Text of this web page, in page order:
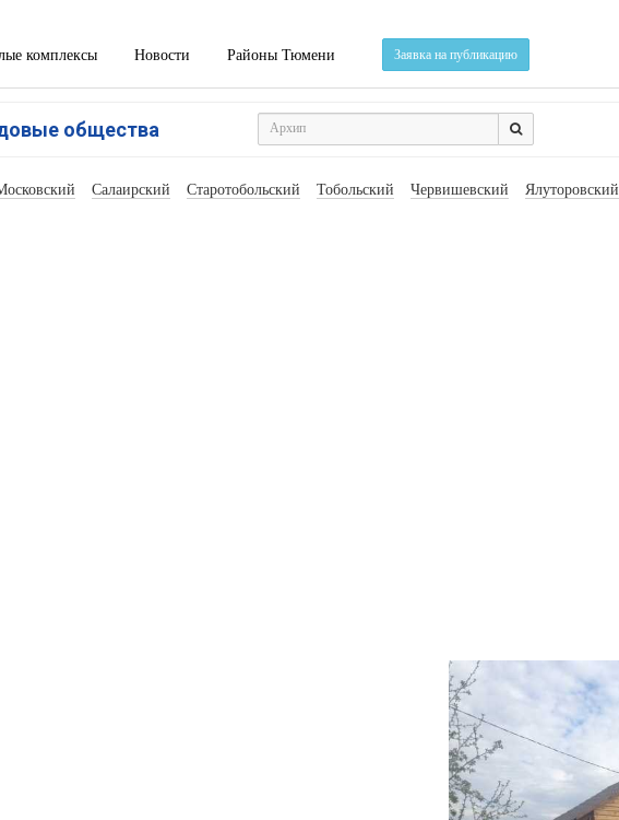
комплексы Новости Районы Тюмени Заявка на публикацию
общества
Салаирский Старотобольский Тобольский Червишевский Ялуторовский